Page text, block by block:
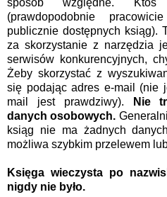
sposób względne.
(prawdopodobnie
publicznie dostępnych ksiąg).
za skorzystanie z narzędzia
serwisów konkurencyjnych,
Żeby skorzystać z
się podając adres e-mail (nie
mail jest prawdziwy).
Nie
danych osobowych.
ksiąg nie ma żadnych
możliwa szybkim przelewem
Księga wieczysta po
nigdy nie było.